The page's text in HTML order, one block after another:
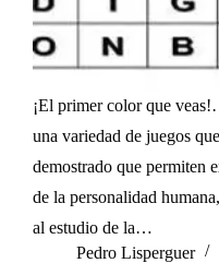
¡El primer color que
una variedad de juegos
demostrado que permiten
de la personalidad
al estudio de la…
Pedro Lisperguer